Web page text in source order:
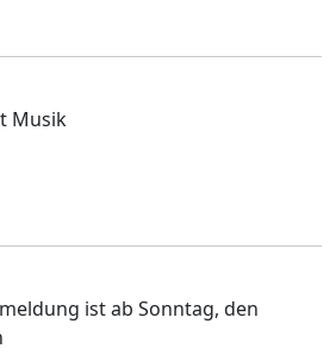
Musik
ist ab Sonntag, den